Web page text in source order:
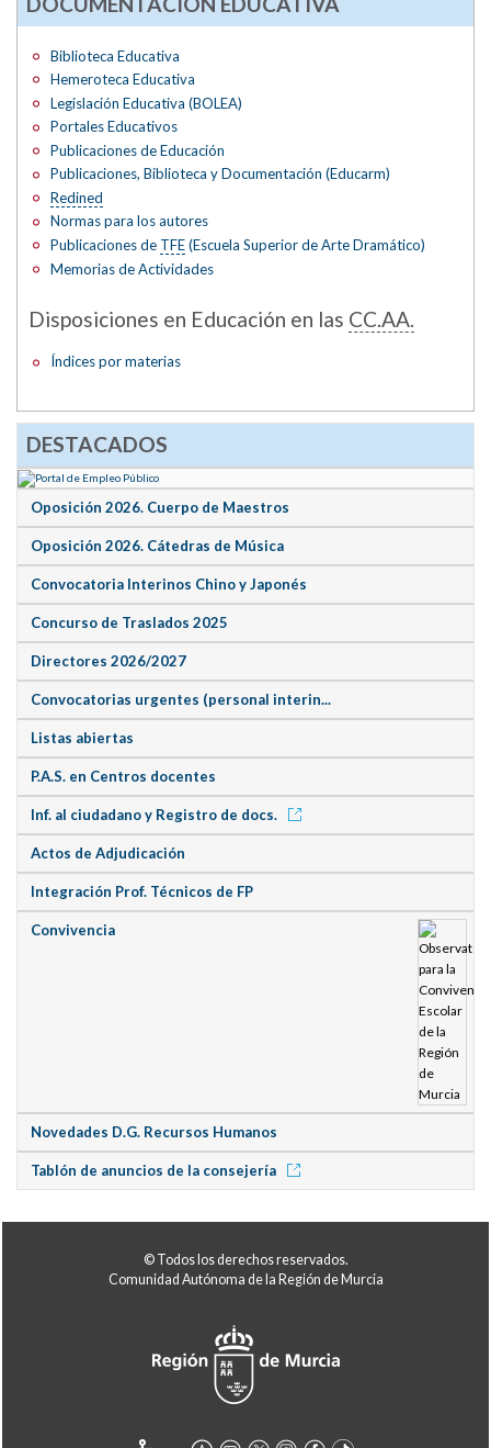
Biblioteca Educativa
Hemeroteca Educativa
Legislación Educativa (BOLEA)
Portales Educativos
Publicaciones de Educación
Publicaciones, Biblioteca y Documentación (Educarm)
Redined
Normas para los autores
Publicaciones de TFE(Escuela Superior de Arte Dramático)
Memorias de Actividades
Disposiciones en Educación en las CC.AA.
Índices por materias
DESTACADOS
Oposición 2026. Cuerpo de Maestros
Oposición 2026. Cátedras de Música
Convocatoria Interinos Chino y Japonés
Concurso de Traslados 2025
Directores 2026/2027
Convocatorias urgentes (personal interin...
Listas abiertas
P.A.S. en Centros docentes
Inf. al ciudadano y Registro de docs.
Actos de Adjudicación
Integración Prof. Técnicos de FP
Convivencia
Novedades D.G. Recursos Humanos
Tablón de anuncios de la consejería
© Todos los derechos reservados.
Comunidad Autónoma de la Región de Murcia